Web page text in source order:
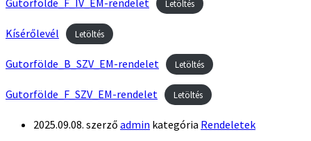
Letöltés
Kísérőlevél Letöltés
Gutorfölde_B_SZV_EM-rendelet Letöltés
Gutorfölde_F_SZV_EM-rendelet Letöltés
2025.09.08. szerző admin kategória Rendeletek